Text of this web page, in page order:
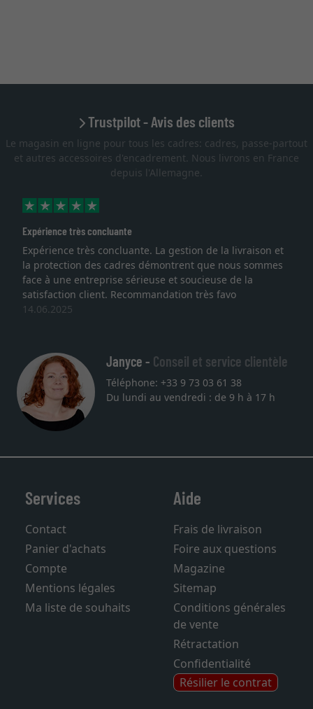
Trustpilot - Avis des clients
Le magasin en ligne pour tous les cadres: cadres, passe-partout
et autres accessoires d'encadrement. Nous livrons en France
depuis l'Allemagne.
Expérience très concluante
Expérience très concluante. La gestion de la livraison et
la protection des cadres démontrent que nous sommes
face à une entreprise sérieuse et soucieuse de la
satisfaction client. Recommandation très favo
14.06.2025
Janyce - Conseil et service clientèle
Téléphone: +33 9 73 03 61 38
Du lundi au vendredi : de 9 h à 17 h
Services
Contact
Panier d'achats
Compte
Mentions légales
Ma liste de souhaits
Aide
Frais de livraison
Foire aux questions
Magazine
Sitemap
Conditions générales
de vente
Rétractation
Confidentialité
Résilier le contrat